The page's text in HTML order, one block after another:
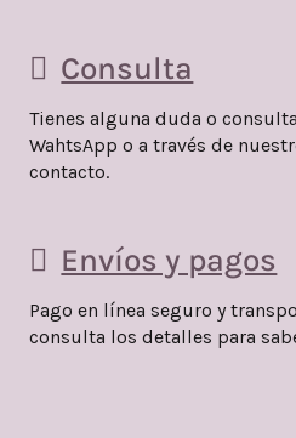
Consulta
Tienes alguna duda o
WahtsApp o a través de
contacto.
Envíos y pagos
Pago en línea seguro y
consulta los detalles para